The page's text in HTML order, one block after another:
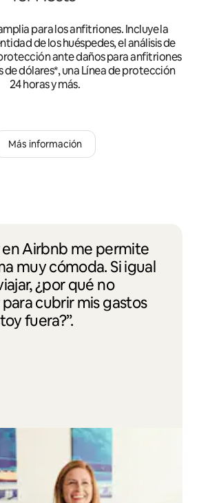
para los anfitriones. Incluye la
de los huéspedes, el análisis de
ante daños para anfitriones
de dólares*, una Línea de protección
24 horas y más.
Más información
Airbnb me permite
muy cómoda. Si igual
¿por qué no
cubrir mis gastos
fuera?”.